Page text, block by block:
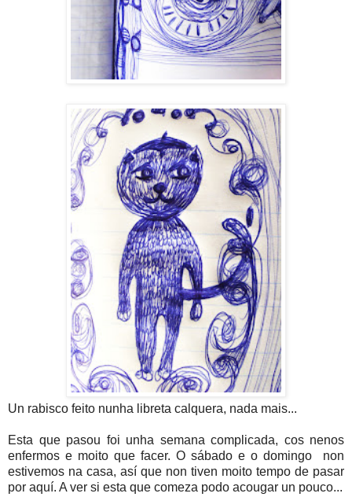
Un rabisco feito nunha libreta calquera, nada mais...
Esta que pasou foi unha semana complicada, cos nenos
enfermos e moito que facer. O sábado e o domingo non
estivemos na casa, así que non tiven moito tempo de pasar
por aquí. A ver si esta que comeza podo acougar un pouco...